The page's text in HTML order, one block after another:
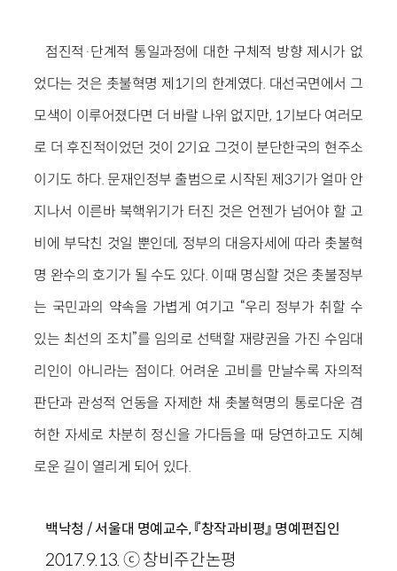
점진적·단계적 통일과정에 대한 구체적 방향 제시가 없
었다는 것은 촛불혁명 제1기의 한계였다. 대선국면에서 그
모색이 이루어졌다면 더 바랄 나위 없지만, 1기보다 여러모
로 더 후진적이었던 것이 2기요 그것이 분단한국의 현주소
이기도 하다. 문재인정부 출범으로 시작된 제3기가 얼마 안
지나서 이른바 북핵위기가 터진 것은 언젠가 넘어야 할 고
비에 부닥친 것일 뿐인데, 정부의 대응자세에 따라 촛불혁
명 완수의 호기가 될 수도 있다. 이때 명심할 것은 촛불정부
는 국민과의 약속을 가볍게 여기고 “우리 정부가 취할 수
있는 최선의 조치”를 임의로 선택할 재량권을 가진 수임대
리인이 아니라는 점이다. 어려운 고비를 만날수록 자의적
판단과 관성적 언동을 자제한 채 촛불혁명의 통로다운 겸
허한 자세로 차분히 정신을 가다듬을 때 당연하고도 지혜
로운 길이 열리게 되어 있다.
백낙청 / 서울대 명예교수, 『창작과비평』 명예편집인
2017.9.13. ⓒ 창비주간논평